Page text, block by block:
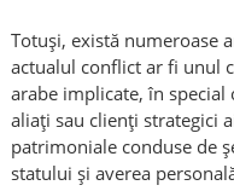
Totuși, există numeroase
actualul conflict ar fi unul
arabe implicate, în
aliați sau clienți strategici
patrimoniale conduse de
statului și averea